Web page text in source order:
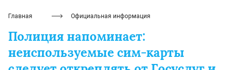
Главная Официальная информация
Полиция напоминает:
неиспользуемые сим-карты